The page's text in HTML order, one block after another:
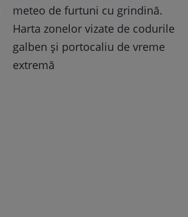
meteo de furtuni cu grindină.
Harta zonelor vizate de codurile
galben și portocaliu de vreme
extremă